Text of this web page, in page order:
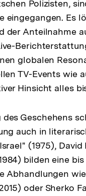
der
Fußnote
Polizisten,
eingegangen. Es
der Anteilnahme
globalen
TV-Events wie
Hinsicht alles
des Geschehens
auch in
(1975), David
bilden eine
Abhandlungen
oder Sherko